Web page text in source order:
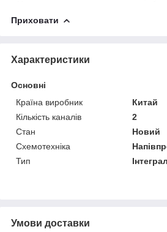
Приховати
Характеристики
Основні
Країна виробник
Китай
Кількість каналів
2
Стан
Новий
Схемотехніка
Тип
Умови доставки